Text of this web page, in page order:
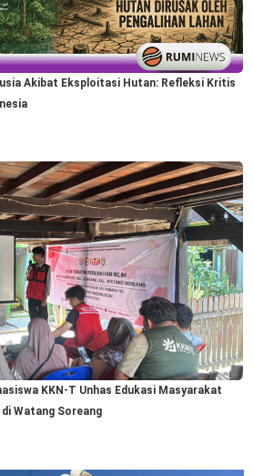
Akibat Eksploitasi Hutan: Refleksi Kritis
KKN-T Unhas Edukasi Masyarakat
Watang Soreang